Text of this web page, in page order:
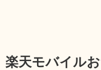
楽天モバイル